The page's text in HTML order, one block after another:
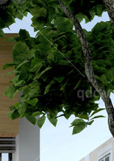
kế và thi công: